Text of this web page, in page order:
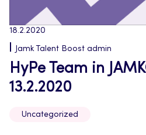
18.2.2020
Jamk Talent Boost admin
HyPe Team in
13.2.2020
Uncategorized